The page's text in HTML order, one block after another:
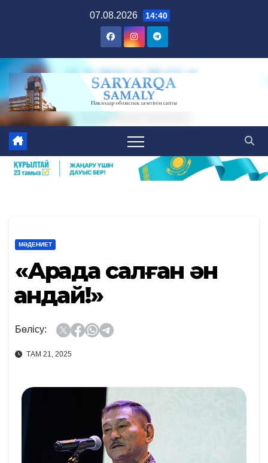
07.08.2026 14:40
МӘДЕНИЕТ
«Арқада салған ән
қандай!»
Бөлісу:
ТАМ 21, 2025